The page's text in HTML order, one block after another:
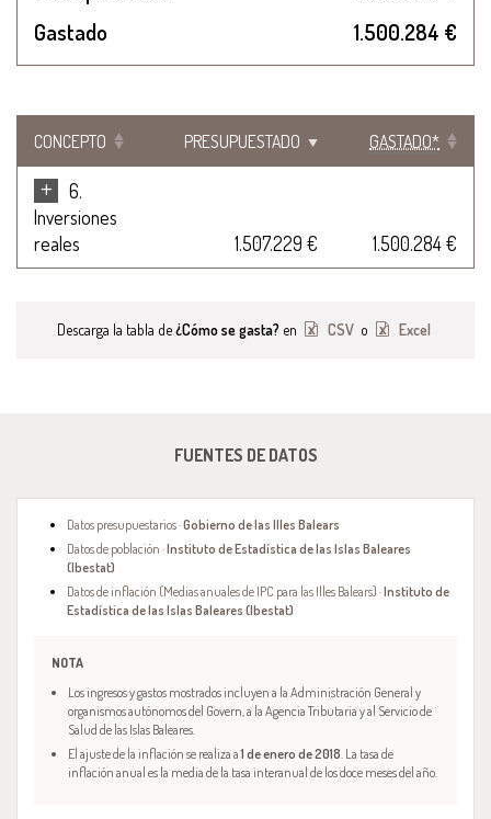
Gastado
1.500.284 €
CONCEPTO PRESUPUESTADO GASTADO*
+
6.
Inversiones
reales
1.507.229 € 1.500.284 €
Descarga la tabla de¿Cómo se gasta? en CSV o Excel
FUENTES DE DATOS
Datos presupuestarios ·Gobierno de las Illes Balears
Datos de población ·Instituto de Estadística de las Islas Baleares
(Ibestat)
Datos de inflación (Medias anuales de IPC para las Illes Balears) ·Instituto de
Estadística de las Islas Baleares (Ibestat)
NOTA
Los ingresos y gastos mostrados incluyen a la Administración General y
organismos autónomos del Govern, a la Agencia Tributaria y al Servicio de
Salud de las Islas Baleares.
El ajuste de la inflación se realiza a1 de enero de 2018. La tasa de
inflación anual es la media de la tasa interanual de los doce meses del año.